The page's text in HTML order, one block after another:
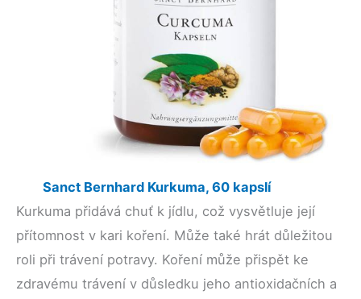
Sanct Bernhard Kurkuma, 60 kapslí
Kurkuma přidává chuť k jídlu, což vysvětluje její
přítomnost v kari koření. Může také hrát důležitou
roli při trávení potravy. Koření může přispět ke
zdravému trávení v důsledku jeho antioxidačních a